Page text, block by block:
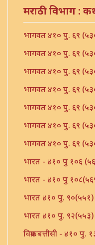
मराठी विभाग :
भागवत ४१० पु. ६९
भागवत ४१० पु. ६९
भागवत ४१० पु. ६९
भागवत ४१० पु. ६९
भागवत ४१० पु. ६९
भागवत ४१० पु. ६९
भागवत ४१० पु. ६९
भारत - ४१० पु १०६
भारत - ४१० पु
भारत ४१० पु. ९०(५५१)
भारत ४१० पु. ९२(५५३)
विक्रम बत्तीसी - ४१० पु.